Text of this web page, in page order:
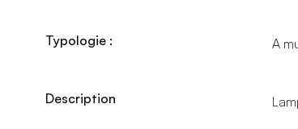
Typologie : A
Description